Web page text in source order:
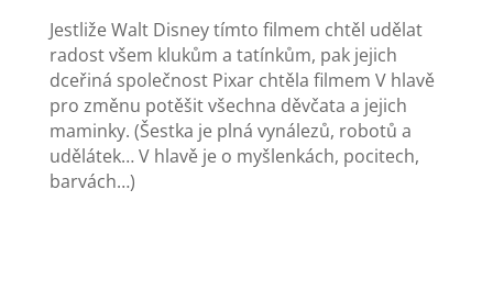
Jestliže Walt Disney tímto filmem chtěl udělat
radost všem klukům a tatínkům, pak jejich
dceřiná společnost Pixar chtěla filmem V hlavě
pro změnu potěšit všechna děvčata a jejich
maminky. (Šestka je plná vynálezů, robotů a
udělátek… V hlavě je o myšlenkách, pocitech,
barvách…)